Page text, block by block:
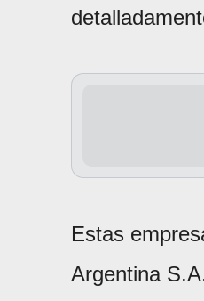
Estas
Argentina